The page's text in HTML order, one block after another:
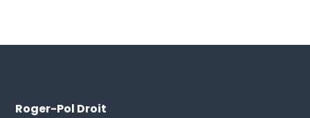
Roger-Pol Droit